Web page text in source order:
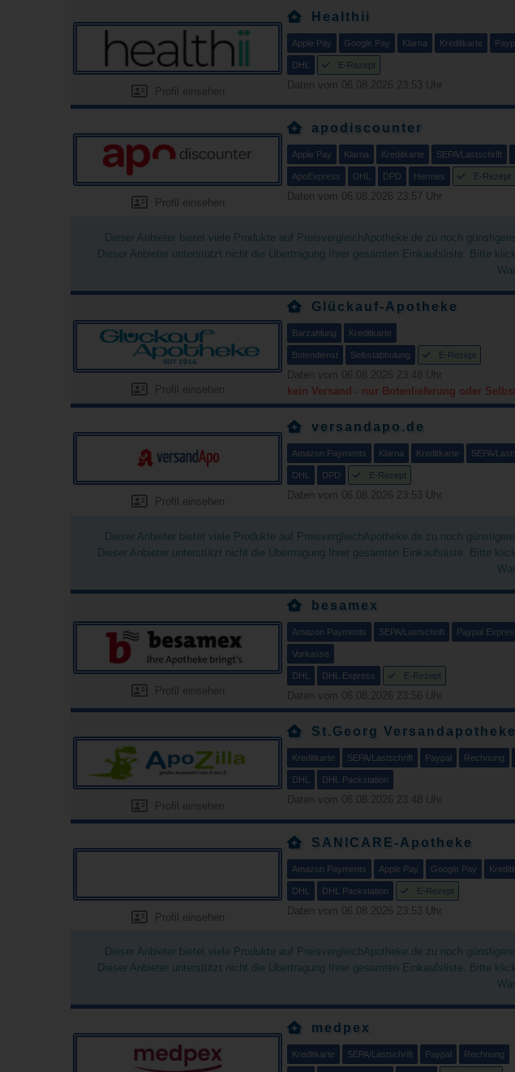
Profil einsehen
Healthii
Apple Pay Google Pay Klarna Kreditkarte
DHL E-Rezept
Daten vom 06.08.2026 23:53 Uhr
Profil einsehen
apodiscounter
Apple Pay Klarna Kreditkarte SEPA/Lastschrift
ApoExpress DHL DPD Hermes E-Rezept
Daten vom 06.08.2026 23:57 Uhr
Dieser Anbieter bietet viele Produkte auf PreisvergleichApotheke.de zu noch
Dieser Anbieter unterstützt nicht die Übertragung Ihrer gesamten Einkaufsliste. Bitte
Profil einsehen
Glückauf-Apotheke
Barzahlung Kreditkarte
Botendienst Selbstabholung E-Rezept
Daten vom 06.08.2026 23:48 Uhr
kein Versand - nur Botenlieferung oder
Profil einsehen
versandapo.de
Amazon Payments Klarna Kreditkarte SEPA/
DHL DPD E-Rezept
Daten vom 06.08.2026 23:53 Uhr
Dieser Anbieter bietet viele Produkte auf PreisvergleichApotheke.de zu noch
Dieser Anbieter unterstützt nicht die Übertragung Ihrer gesamten Einkaufsliste. Bitte
Profil einsehen
besamex
Amazon Payments SEPA/Lastschrift Paypal
Vorkasse
DHL DHL Express E-Rezept
Daten vom 06.08.2026 23:56 Uhr
Profil einsehen
St.Georg Versandapotheke
Kreditkarte SEPA/Lastschrift Paypal Rechnung
DHL DHL Packstation
Daten vom 06.08.2026 23:48 Uhr
Profil einsehen
SANICARE-Apotheke
Amazon Payments Apple Pay Google Pay
DHL DHL Packstation E-Rezept
Daten vom 06.08.2026 23:53 Uhr
Dieser Anbieter bietet viele Produkte auf PreisvergleichApotheke.de zu noch
Dieser Anbieter unterstützt nicht die Übertragung Ihrer gesamten Einkaufsliste. Bitte
medpex
Kreditkarte SEPA/Lastschrift Paypal Rechnung